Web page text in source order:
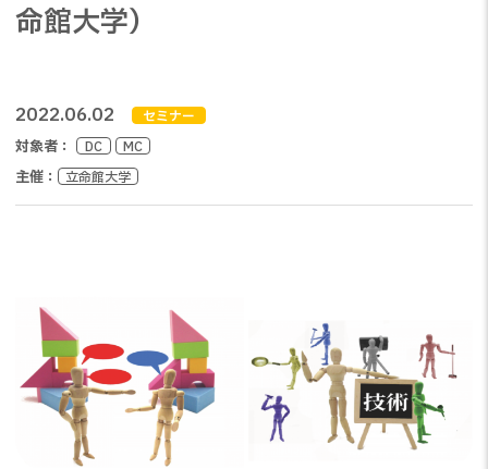
命館大学）
2022.06.02 セミナー
対象者： DC MC
主催： 立命館大学